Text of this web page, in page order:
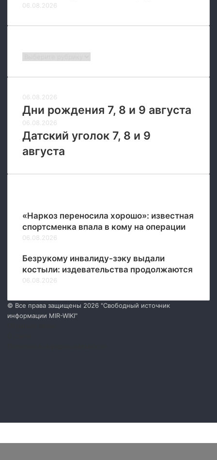
н
и
н
ы
й
д
о
о
06.08.2026
06.08.2026
Дни рождения 7, 8 и 9 августа
06.08.2026
Датский уголок 7, 8 и 9
августа
«Наркоз переносила хорошо»: известная
спортсменка впала в кому на операции
06.08.2026
Безрукому инвалиду-зэку выдали
костыли: издевательства продолжаются
06.08.2026
© Все права защищены 2026 "Свободный источник
информации MIR-WIKI"